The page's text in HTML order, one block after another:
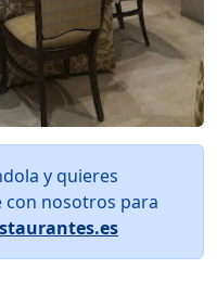
y quieres
con nosotros para